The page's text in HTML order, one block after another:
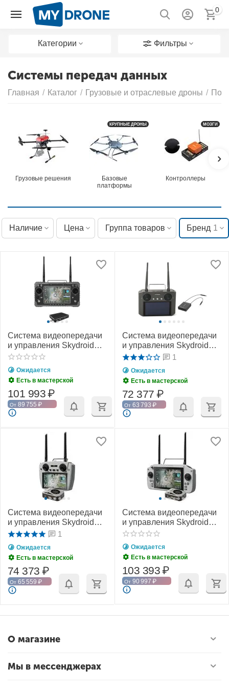
0
Категории Фильтры
Системы передач данных
Главная / Каталог / Грузовые и отраслевые дроны /
Грузовые решения
Базовые
платформы
КРУПНЫЕ ДРОНЫ
Контроллеры
МОЗГИ
Наличие Цена Группа товаров Бренд 1
Система видеопередачи
и управления Skydroid
H16 / H16 Pro
Ожидается
Есть в мастерской
101 993₽
От 89 755 ₽
Система видеопередачи
и управления Skydroid
H12
1
Ожидается
Есть в мастерской
72 377 ₽
От 63 793 ₽
Система видеопередачи
и управления Skydroid
G12
1
Ожидается
Есть в мастерской
74 373 ₽
От 65 559 ₽
Система видеопередачи
и управления Skydroid
G20
Ожидается
Есть в мастерской
103 393₽
От 90 997 ₽
О магазине
Мы в мессенджерах